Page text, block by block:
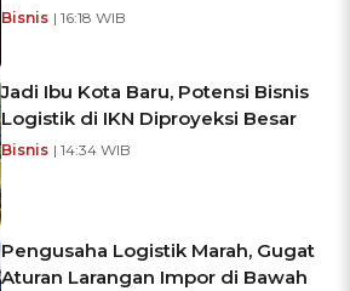
Bisnis | 16:18 WIB
Jadi Ibu Kota Baru, Potensi Bisnis
Logistik di IKN Diproyeksi Besar
Bisnis | 14:34 WIB
Pengusaha Logistik Marah, Gugat
Aturan Larangan Impor di Bawah